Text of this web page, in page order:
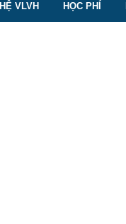
HỆ VLVH HỌC PHÍ